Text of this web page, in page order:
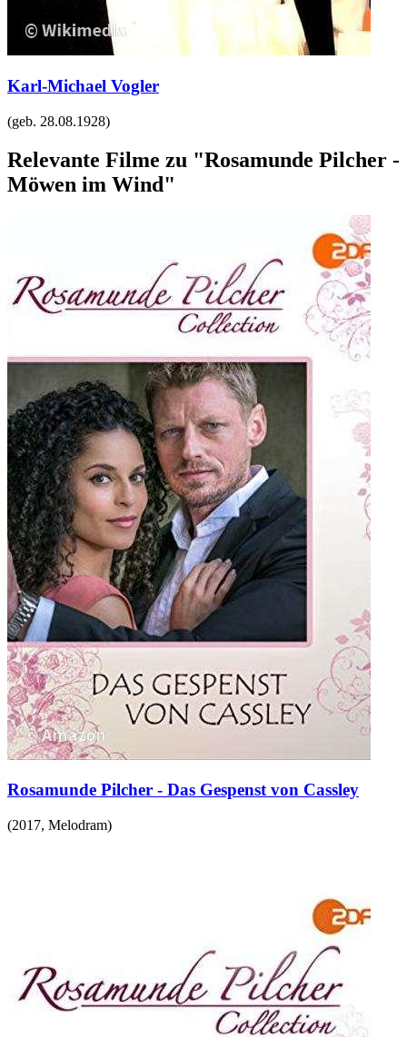
Karl-Michael Vogler
(geb. 28.08.1928)
Relevante Filme zu "Rosamunde Pilcher -
Möwen im Wind"
Rosamunde Pilcher - Das Gespenst von Cassley
(2017, Melodram)